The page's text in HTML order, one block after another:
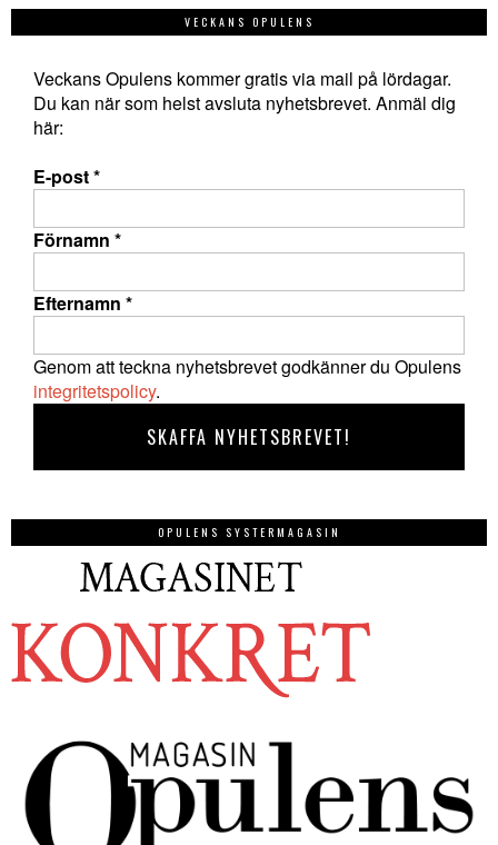
VECKANS OPULENS
Veckans Opulens kommer gratis via mail på lördagar.
Du kan när som helst avsluta nyhetsbrevet. Anmäl dig
här:
E-post*
Förnamn *
Efternamn *
Genom att teckna nyhetsbrevet godkänner du Opulens
integritetspolicy.
OPULENS SYSTERMAGASIN